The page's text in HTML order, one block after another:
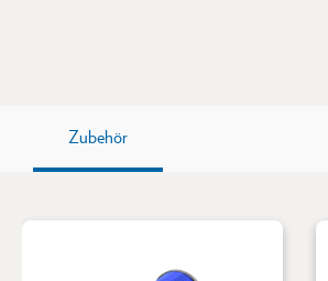
Zubehör